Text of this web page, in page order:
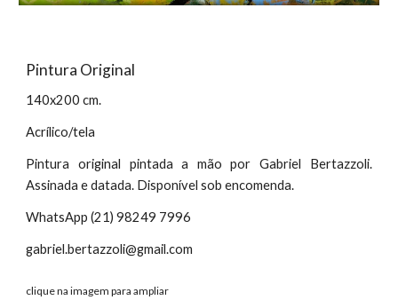
Pintura Original
140x200 cm.
Acrílico/tela
Pintura original pintada a mão por Gabriel Bertazzoli.
Assinada e datada. Disponível sob encomenda.
WhatsApp (21) 98249 7996
gabriel.bertazzoli@gmail.com
clique na imagem para ampliar